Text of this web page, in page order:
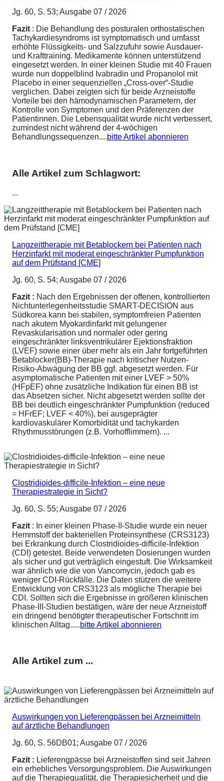
Jg. 60, S. 53; Ausgabe 07 / 2026
Fazit : Die Behandlung des posturalen orthostatischen
Tachykardiesyndroms ist symptomatisch und umfasst
erhöhte Flüssigkeits- und Salzzufuhr sowie Ausdauer-
und Krafttraining. Medikamente können unterstützend
eingesetzt werden. In einer kleinen Studie mit 40 Frauen
wurde nun doppelblind Ivabradin und Propanolol mit
Placebo in einer sequenziellen „Cross-over“-Studie
verglichen. Dabei zeigten sich für beide Arzneistoffe
Vorteile bei den hämodynamischen Parametern, der
Kontrolle von Symptomen und den Präferenzen der
Patientinnen. Die Lebensqualität wurde nicht verbessert,
zumindest nicht während der 4-wöchigen
Behandlungssequenzen....bitte Artikel abonnieren
Alle Artikel zum Schlagwort:
...
Langzeittherapie mit Betablockern bei Patienten nach
Herzinfarkt mit moderat eingeschränkter Pumpfunktion
auf dem Prüfstand [CME]
Jg. 60, S. 54; Ausgabe 07 / 2026
Fazit : Nach den Ergebnissen der offenen, kontrollierten
Nichtunterlegenheitsstudie SMART-DECISION aus
Südkorea kann bei stabilen, symptomfreien Patienten
nach akutem Myokardinfarkt mit gelungener
Revaskularisation und normaler oder gering
eingeschränkter linksventrikulärer Ejektionsfraktion
(LVEF) sowie einer über mehr als ein Jahr fortgeführten
Betablocker(BB)-Therapie nach kritischer Nutzen-
Risiko-Abwägung der BB ggf. abgesetzt werden. Für
asymptomatische Patienten mit einer LVEF > 50%
(HFpEF) ohne zusätzliche Indikation für einen BB ist
das Absetzen sicher. Nicht abgesetzt werden sollte der
BB bei deutlich eingeschränkter Pumpfunktion (reduced
= HFrEF; LVEF < 40%), bei ausgeprägter
kardiovaskulärer Komorbidität und tachykarden
Rhythmusstörungen (z.B. Vorhofflimmern). ...
Clostridioides-difficile-Infektion – eine neue
Therapiestrategie in Sicht?
Jg. 60, S. 55; Ausgabe 07 / 2026
Fazit : In einer kleinen Phase-II-Studie wurde ein neuer
Hemmstoff der bakteriellen Proteinsynthese (CRS3123)
bei Erkrankung durch Clostridioides-difficile-Infektion
(CDI) getestet. Beide verwendeten Dosierungen wurden
als sicher und gut verträglich eingestuft. Die Wirksamkeit
war ähnlich wie die von Vancomycin, jedoch gab es
weniger CDI-Rückfälle. Die Daten stützen die weitere
Entwicklung von CRS3123 als mögliche Therapie bei
CDI. Sollten sich die Ergebnisse in größeren klinischen
Phase-III-Studien bestätigen, wäre der neue Arzneistoff
ein dringend benötigter therapeutischer Fortschritt im
klinischen Alltag.....bitte Artikel abonnieren
Alle Artikel zum ...
Auswirkungen von Lieferengpässen bei Arzneimitteln
auf ärztliche Behandlungen
Jg. 60, S. 56DB01; Ausgabe 07 / 2026
Fazit : Lieferengpässe bei Arzneistoffen sind seit Jahren
ein erhebliches Versorgungsproblem. Die Auswirkungen
auf die Therapiequalität, die Therapiesicherheit und die